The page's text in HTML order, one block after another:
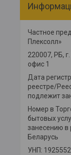
Частное
Плексолл»
220007, РБ,
офис 1
Дата
реестре/
подлежит
Номер в
бытовых
занесению в
Беларусь
УНП: